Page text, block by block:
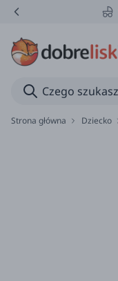
Strona główna Dziecko